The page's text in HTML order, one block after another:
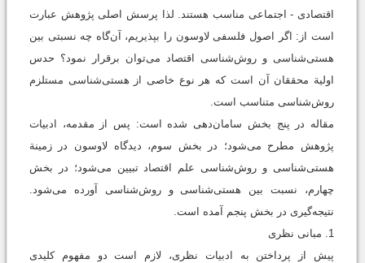
اقتصادی - اجتماعی مناسب هستند. لذا پرسش اصلی پژوهش عبارت
است از: اگر اصول فلسفی لاوسون را بپذیریم، آن‌گاه چه نسبتی بین
هستی‌شناسی و روش‌شناسی اقتصاد می‌توان برقرار نمود؟ حدس
اولیة محققان آن است که هر نوع خاصی از هستی‌شناسی مستلزم
روش‌شناسی متناسب است.
مقاله در پنج بخش سامان‌دهی شده است: پس از مقدمه، ادبیات
پژوهش مطرح می‌شود؛ در بخش سوم، دیدگاه لاوسون در زمینة
هستی‌شناسی و روش‌شناسی علم اقتصاد تبیین می‌شود؛ در بخش
چهارم، نسبت بین هستی‌شناسی و روش‌شناسی آورده می‌شود.
نتیجه‌گیری در بخش پنجم آمده است.
1. مبانی نظری
پیش از پرداختن به ادبیات نظری، لازم است دو مفهوم کلیدی